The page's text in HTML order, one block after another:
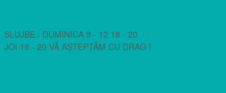
SLUJBE : DUMINICA 9 - 12 18 - 20
JOI 18 - 20 VĂ AȘTEPTĂM CU DRAG !